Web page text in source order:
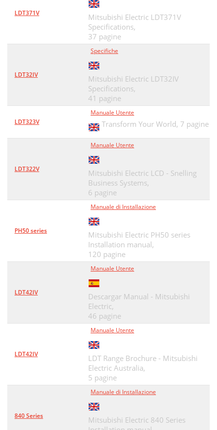
LDT371V
Mitsubishi Electric LDT371V
Specifications,
37 pagine
LDT32IV
Specifiche
Mitsubishi Electric LDT32IV
Specifications,
41 pagine
LDT323V
Manuale Utente
Transform Your World, 7 pagine
LDT322V
Manuale Utente
Mitsubishi Electric LCD - Snelling
Business Systems,
6 pagine
PH50 series
Manuale di Installazione
Mitsubishi Electric PH50 series
Installation manual,
120 pagine
LDT42IV
Manuale Utente
Descargar Manual - Mitsubishi
Electric,
46 pagine
LDT42IV
Manuale Utente
LDT Range Brochure - Mitsubishi
Electric Australia,
5 pagine
840 Series
Manuale di Installazione
Mitsubishi Electric 840 Series